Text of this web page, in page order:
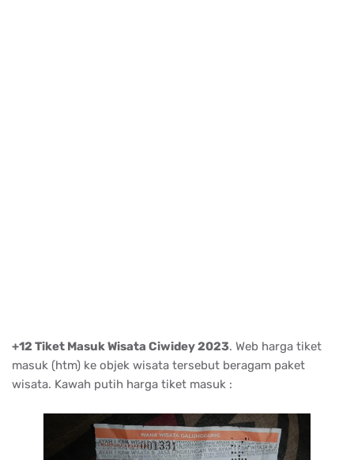
+12 Tiket Masuk Wisata Ciwidey 2023. Web harga tiket
masuk (htm) ke objek wisata tersebut beragam paket
wisata. Kawah putih harga tiket masuk :